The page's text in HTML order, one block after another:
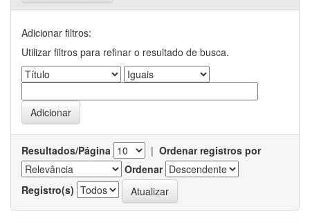
Adicionar filtros:
Utilizar filtros para refinar o resultado de busca.
Resultados/Página | Ordenar registros por
Ordenar
Registro(s)